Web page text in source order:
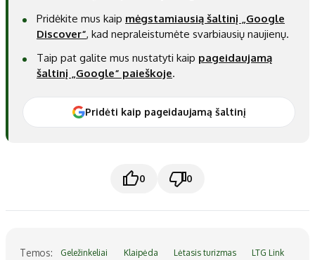
Pridėkite mus kaip mėgstamiausią šaltinį „Google
Discover“, kad nepraleistumėte svarbiausių naujienų.
Taip pat galite mus nustatyti kaip pageidaujamą
šaltinį „Google“ paieškoje.
Pridėti kaip pageidaujamą šaltinį
0 0
Temos: Geležinkeliai Klaipėda Lėtasis turizmas LTG Link